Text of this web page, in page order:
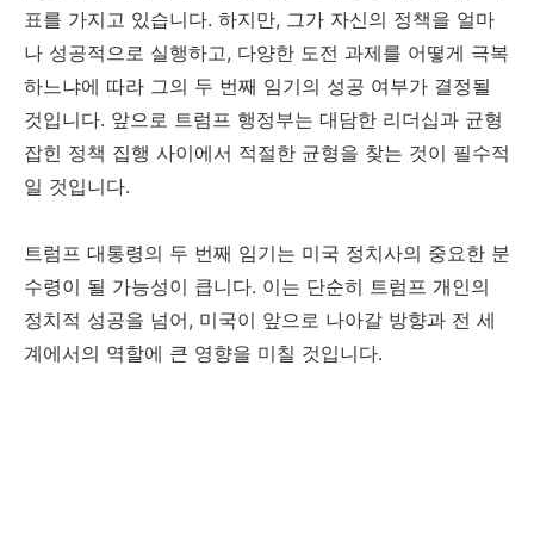
표를 가지고 있습니다. 하지만, 그가 자신의 정책을 얼마
나 성공적으로 실행하고, 다양한 도전 과제를 어떻게 극복
하느냐에 따라 그의 두 번째 임기의 성공 여부가 결정될
것입니다. 앞으로 트럼프 행정부는 대담한 리더십과 균형
잡힌 정책 집행 사이에서 적절한 균형을 찾는 것이 필수적
일 것입니다.
트럼프 대통령의 두 번째 임기는 미국 정치사의 중요한 분
수령이 될 가능성이 큽니다. 이는 단순히 트럼프 개인의
정치적 성공을 넘어, 미국이 앞으로 나아갈 방향과 전 세
계에서의 역할에 큰 영향을 미칠 것입니다.